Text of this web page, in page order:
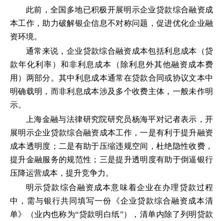
此前，全国多地已积极开展明示企业贷款综合融资成
本工作，助力破解银企信息不对称问题，促进优化企业融
资环境。
通常来说，企业贷款综合融资成本包括利息成本（贷
款年化利率）和非利息成本（除利息外其他融资成本费
用）两部分。其中利息成本通常在贷款合同或协议文本中
明确载明，而非利息成本涉及多个收费主体，一般未作明
示。
上海金融与法律研究院研究员杨海平对记者表示，开
展明示企业贷款综合融资成本工作，一是有利于提升融资
成本透明度；二是有助于压缩违规空间，杜绝隐性收费，
提升金融服务的规范性；三是提升透明度有助于倒逼银行
压降运营成本，提升竞争力。
明示贷款综合融资成本意味着企业在办理贷款过程
中，需与银行共同填写一份《企业贷款综合融资成本清
单》（业内也称为“贷款明白纸”），清单内除了列明贷款